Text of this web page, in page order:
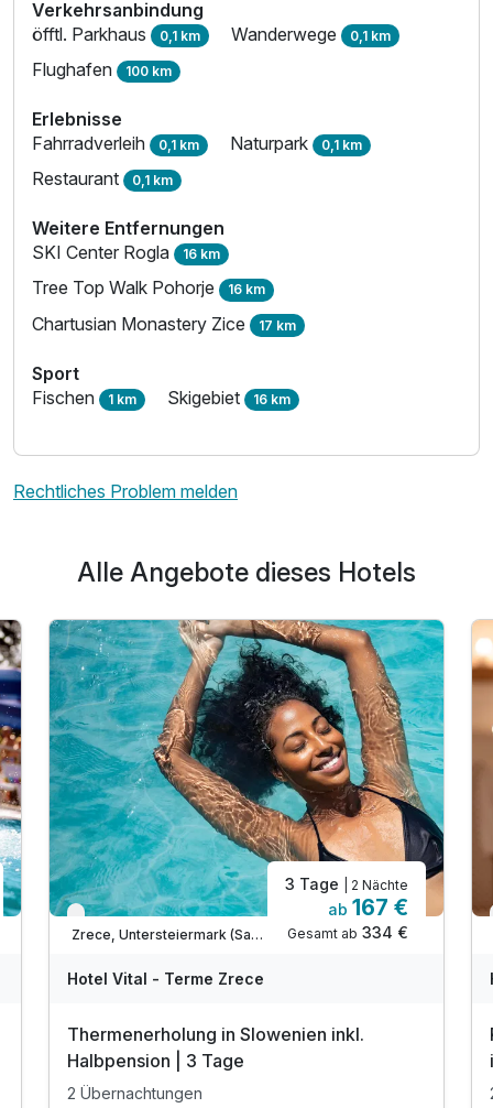
Verkehrsanbindung
öfftl. Parkhaus 0,1 km Wanderwege 0,1 km
Flughafen 100 km
Erlebnisse
Fahrradverleih 0,1 km Naturpark 0,1 km
Restaurant 0,1 km
Weitere Entfernungen
SKI Center Rogla 16 km
Tree Top Walk Pohorje 16 km
Chartusian Monastery Zice 17 km
Sport
Fischen 1 km Skigebiet 16 km
Rechtliches Problem melden
Alle Angebote dieses Hotels
Verfügbar bis November
Zrece, Untersteiermark (Savinjska)
3 Tage | 2 Nächte
ab 167 €
Gesamt ab 334 €
Hotel Vital - Terme Zrece
Thermenerholung in Slowenien inkl.
Halbpension | 3 Tage
2 Übernachtungen